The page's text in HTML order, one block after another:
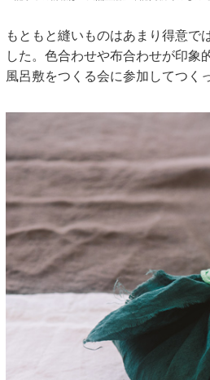
もともと縫いものはあまり得意で
した。色合わせや布合わせが印象
風呂敷をつくる会に参加してつく